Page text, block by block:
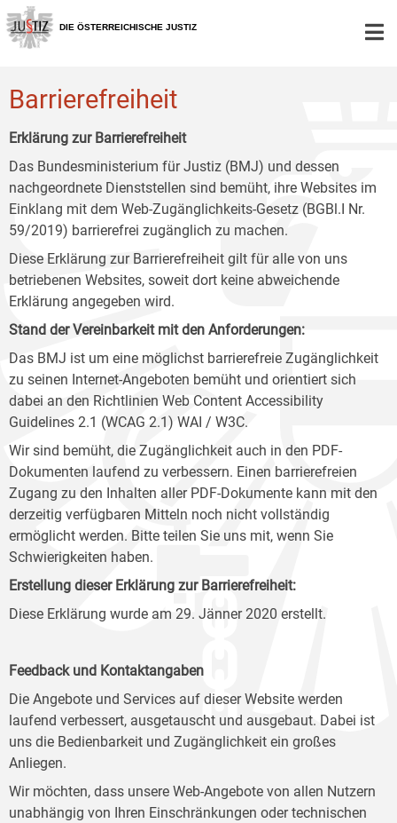
Zur
Hauptnavigation
[1]
Zum
Inhalt
[2]
Zum
Untermenü
[3]
DIE ÖSTERREICHISCHE JUSTIZ
Barrierefreiheit
Erklärung zur Barrierefreiheit
Das Bundesministerium für Justiz (BMJ) und dessen
nachgeordnete Dienststellen sind bemüht, ihre Websites im
Einklang mit dem Web-Zugänglichkeits-Gesetz (BGBl.I Nr.
59/2019) barrierefrei zugänglich zu machen.
Diese Erklärung zur Barrierefreiheit gilt für alle von uns
betriebenen Websites, soweit dort keine abweichende
Erklärung angegeben wird.
Stand der Vereinbarkeit mit den Anforderungen:
Das BMJ ist um eine möglichst barrierefreie Zugänglichkeit
zu seinen Internet-Angeboten bemüht und orientiert sich
dabei an den Richtlinien Web Content Accessibility
Guidelines 2.1 (WCAG 2.1) WAI / W3C.
Wir sind bemüht, die Zugänglichkeit auch in den PDF-
Dokumenten laufend zu verbessern. Einen barrierefreien
Zugang zu den Inhalten aller PDF-Dokumente kann mit den
derzeitig verfügbaren Mitteln noch nicht vollständig
ermöglicht werden. Bitte teilen Sie uns mit, wenn Sie
Schwierigkeiten haben.
Erstellung dieser Erklärung zur Barrierefreiheit:
Diese Erklärung wurde am 29. Jänner 2020 erstellt.
Feedback und Kontaktangaben
Die Angebote und Services auf dieser Website werden
laufend verbessert, ausgetauscht und ausgebaut. Dabei ist
uns die Bedienbarkeit und Zugänglichkeit ein großes
Anliegen.
Wir möchten, dass unsere Web-Angebote von allen Nutzern
unabhängig von Ihren Einschränkungen oder technischen